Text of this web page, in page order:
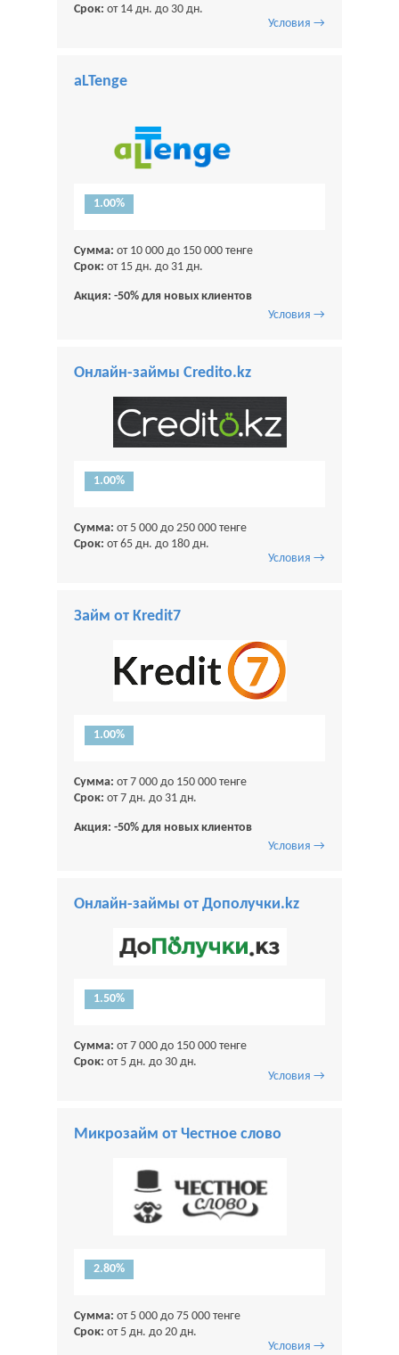
Срок: от 14 дн. до 30 дн.
Условия →
aLTenge
1.00%
Сумма: от 10 000 до 150 000 тенге
Срок: от 15 дн. до 31 дн.
Акция: -50% для новых клиентов
Условия →
Онлайн-займы Credito.kz
1.00%
Сумма: от 5 000 до 250 000 тенге
Срок: от 65 дн. до 180 дн.
Условия →
Займ от Kredit7
1.00%
Сумма: от 7 000 до 150 000 тенге
Срок: от 7 дн. до 31 дн.
Акция: -50% для новых клиентов
Условия →
Онлайн-займы от Дополучки.kz
1.50%
Сумма: от 7 000 до 150 000 тенге
Срок: от 5 дн. до 30 дн.
Условия →
Микрозайм от Честное слово
2.80%
Сумма: от 5 000 до 75 000 тенге
Срок: от 5 дн. до 20 дн.
Условия →